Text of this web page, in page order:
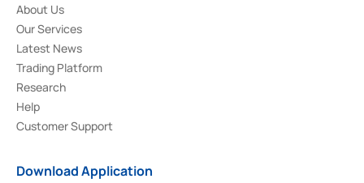
About Us
Our Services
Latest News
Trading Platform
Research
Help
Customer Support
Download Application